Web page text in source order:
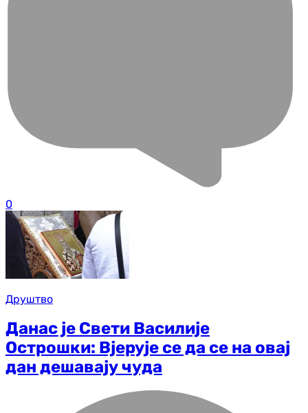
0
Друштво
Данас је Свети Василије
Острошки: Вјерује се да се на овај
дан дешавају чуда